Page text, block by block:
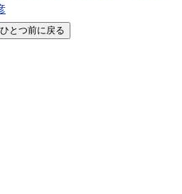
ひとつ前に戻る